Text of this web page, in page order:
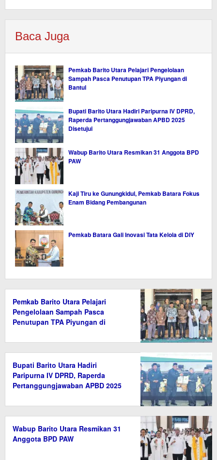
Baca Juga
Pemkab Barito Utara Pelajari Pengelolaan
Sampah Pasca Penutupan TPA Piyungan di
Bantul
Bupati Barito Utara Hadiri Paripurna IV DPRD,
Raperda Pertanggungjawaban APBD 2025
Disetujui
Wabup Barito Utara Resmikan 31 Anggota BPD
PAW
Kaji Tiru ke Gunungkidul, Pemkab Batara Fokus
Enam Bidang Pembangunan
Pemkab Batara Gali Inovasi Tata Kelola di DIY
Pemkab Barito Utara Pelajari
Pengelolaan Sampah Pasca
Penutupan TPA Piyungan di
Bupati Barito Utara Hadiri
Paripurna IV DPRD, Raperda
Pertanggungjawaban APBD 2025
Wabup Barito Utara Resmikan 31
Anggota BPD PAW